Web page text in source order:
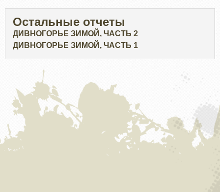
Остальные отчеты
ДИВНОГОРЬЕ ЗИМОЙ, ЧАСТЬ 2
ДИВНОГОРЬЕ ЗИМОЙ, ЧАСТЬ 1